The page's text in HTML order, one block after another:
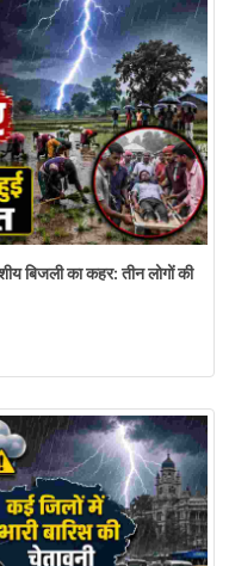
बिजली का कहर: तीन लोगों की